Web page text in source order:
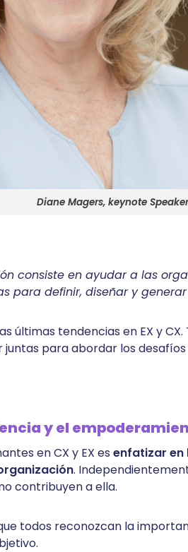
Diane Magers, keynote
consiste en ayudar a las
para definir, diseñar y
últimas tendencias en EX y
para abordar los
y el
en CX y EX es enfatizar en
.
contribuyen a ella.
todos reconozcan la